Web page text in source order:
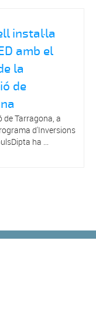
instal·la
amb el
la
de
de Tarragona, a
d'Inversions
ha ...